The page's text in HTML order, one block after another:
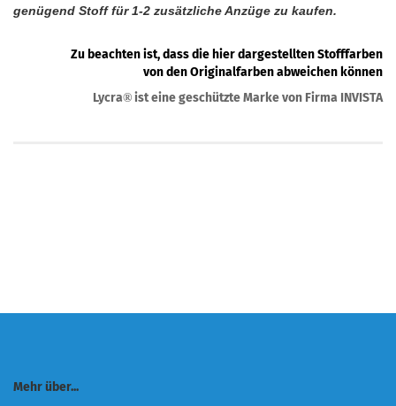
genügend Stoff für 1-2 zusätzliche Anzüge zu kaufen.
Zu beachten ist, dass die hier dargestellten Stofffarben
von den Originalfarben abweichen können
Lycra® ist eine geschützte Marke von Firma INVISTA
Mehr über...